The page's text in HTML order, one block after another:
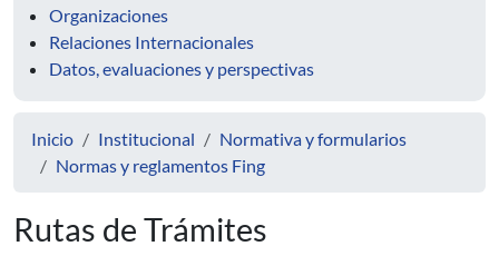
Organizaciones
Relaciones Internacionales
Datos, evaluaciones y perspectivas
Inicio Institucional
Normativa y formularios
Normas y reglamentos Fing
Rutas de Trámites